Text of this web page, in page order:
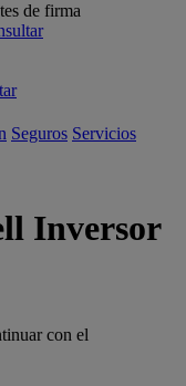
de firma
Seguros Servicios
Inversor
con el